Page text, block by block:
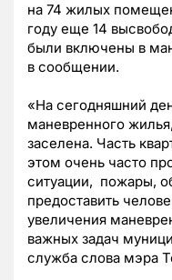
на 74 жилых
году еще 14
были включены в
в сообщении.
«На сегодняшний
маневренного
заселена. Часть
этом очень часто
ситуации, пожары,
предоставить
увеличения
важных задач
служба слова мэра